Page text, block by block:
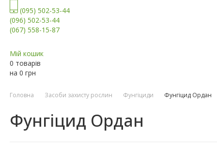
(095) 502-53-44
(096) 502-53-44
(067) 558-15-87
Мій кошик
0 товарів
на 0 грн
Головна Засоби захисту рослин Фунгіциди Фунгіцид Ордан
Фунгіцид Ордан